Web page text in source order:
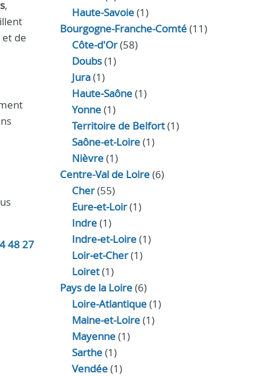
,
de
48 27
Haute-Savoie(1)
Bourgogne-Franche-Comté(11)
Côte-d'Or(58)
Doubs(1)
Jura(1)
Haute‑Saône(1)
Yonne(1)
Territoire de Belfort(1)
Saône-et-Loire(1)
Nièvre(1)
Centre-Val de Loire(6)
Cher(55)
Eure‑et‑Loir(1)
Indre(1)
Indre‑et‑Loire(1)
Loir‑et‑Cher(1)
Loiret(1)
Pays de la Loire(6)
Loire-Atlantique(1)
Maine-et-Loire(1)
Mayenne(1)
Sarthe(1)
Vendée(1)